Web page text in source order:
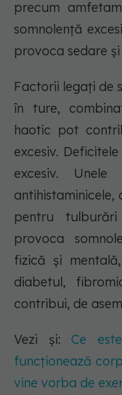
precum
somnolență
provoca sedare
Factorii legați de
în ture,
haotic pot
excesiv.
excesiv.
antihistaminicele,
pentru
provoca
fizică și
diabetul,
contribui, de
Vezi și: Ce
funcționează
vine vorba de